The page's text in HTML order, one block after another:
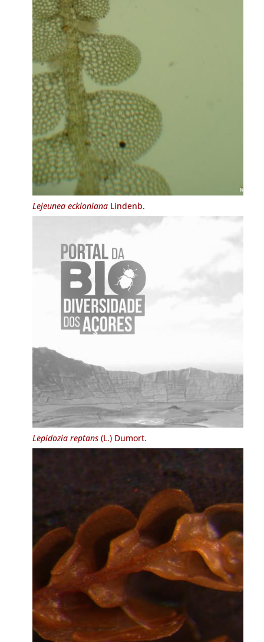
Lejeunea ecklonianaLindenb.
Lepidozia reptans(L.) Dumort.